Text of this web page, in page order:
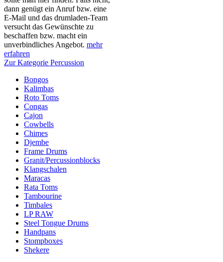
dann genügt ein Anruf bzw. eine
E-Mail und das drumladen-Team
versucht das Gewünschte zu
beschaffen bzw. macht ein
unverbindliches Angebot. mehr
erfahren
Zur Kategorie Percussion
Bongos
Kalimbas
Roto Toms
Congas
Cajon
Cowbells
Chimes
Djembe
Frame Drums
Granit/Percussionblocks
Klangschalen
Maracas
Rata Toms
Tambourine
Timbales
LP RAW
Steel Tongue Drums
Handpans
Stompboxes
Shekere